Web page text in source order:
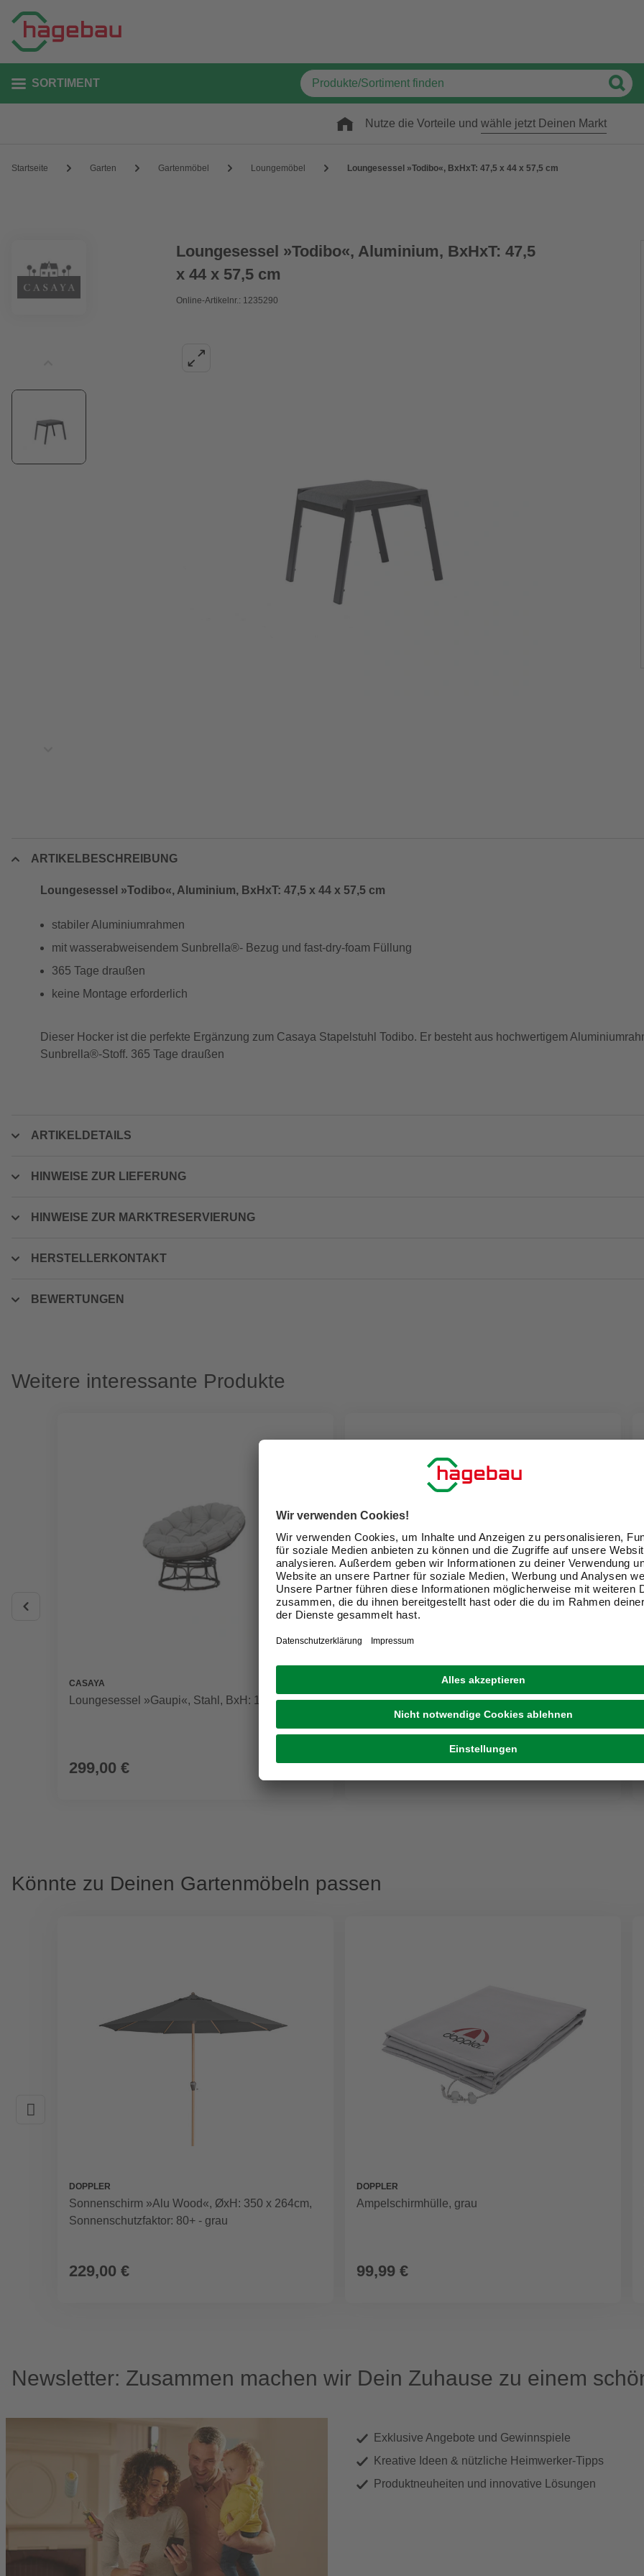
SORTIMENT
Nutze die Vorteile und wähle jetzt Deinen Markt
Startseite Garten Gartenmöbel Loungemöbel Loungesessel »Todibo«, BxHxT: 47,5 x 44 x 57,5 cm
Loungesessel »Todibo«, Aluminium, BxHxT: 47,5
x 44 x 57,5 cm
Online-Artikelnr.: 1235290
ARTIKELBESCHREIBUNG
Loungesessel »Todibo«, Aluminium, BxHxT: 47,5 x 44 x 57,5 cm
stabiler Aluminiumrahmen
mit wasserabweisendem Sunbrella®- Bezug und fast-dry-foam Füllung
365 Tage draußen
keine Montage erforderlich
Dieser Hocker ist die perfekte Ergänzung zum Casaya Stapelstuhl Todibo. Er besteht aus hochwertigem
Sunbrella®-Stoff. 365 Tage draußen
ARTIKELDETAILS
HINWEISE ZUR LIEFERUNG
HINWEISE ZUR MARKTRESERVIERUNG
HERSTELLERKONTAKT
BEWERTUNGEN
Weitere interessante Produkte
CASAYA
Loungesessel »Gaupi«, Stahl, BxH: 114 x 85 cm
299,00 €
Loungesessel »Nibelle«, Aluminium, BxH: 64,8 x
199,00 €
Könnte zu Deinen Gartenmöbeln passen
DOPPLER
Sonnenschirm »Alu Wood«, ØxH: 350 x 264cm,
Sonnenschutzfaktor: 80+ - grau
229,00 €
DOPPLER
Ampelschirmhülle, grau
99,99 €
Newsletter: Zusammen machen wir Dein Zuhause zu einem
Exklusive Angebote und Gewinnspiele
Kreative Ideen & nützliche Heimwerker-Tipps
Produktneuheiten und innovative Lösungen